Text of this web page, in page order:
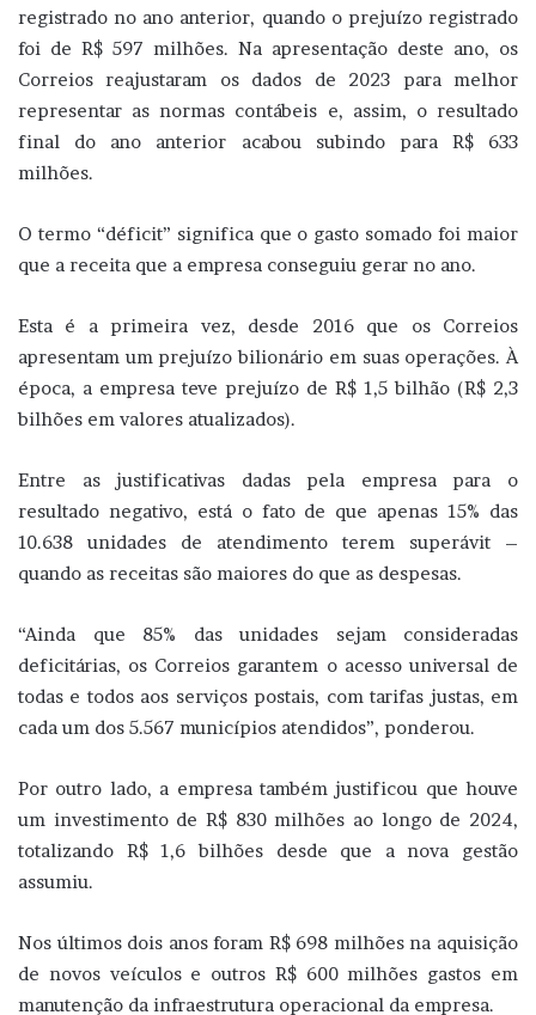
registrado no ano anterior, quando o prejuízo registrado
foi de R$ 597 milhões. Na apresentação deste ano, os
Correios reajustaram os dados de 2023 para melhor
representar as normas contábeis e, assim, o resultado
final do ano anterior acabou subindo para R$ 633
milhões.
O termo “déficit” significa que o gasto somado foi maior
que a receita que a empresa conseguiu gerar no ano.
Esta é a primeira vez, desde 2016 que os Correios
apresentam um prejuízo bilionário em suas operações. À
época, a empresa teve prejuízo de R$ 1,5 bilhão (R$ 2,3
bilhões em valores atualizados).
Entre as justificativas dadas pela empresa para o
resultado negativo, está o fato de que apenas 15% das
10.638 unidades de atendimento terem superávit –
quando as receitas são maiores do que as despesas.
“Ainda que 85% das unidades sejam consideradas
deficitárias, os Correios garantem o acesso universal de
todas e todos aos serviços postais, com tarifas justas, em
cada um dos 5.567 municípios atendidos”, ponderou.
Por outro lado, a empresa também justificou que houve
um investimento de R$ 830 milhões ao longo de 2024,
totalizando R$ 1,6 bilhões desde que a nova gestão
assumiu.
Nos últimos dois anos foram R$ 698 milhões na aquisição
de novos veículos e outros R$ 600 milhões gastos em
manutenção da infraestrutura operacional da empresa.